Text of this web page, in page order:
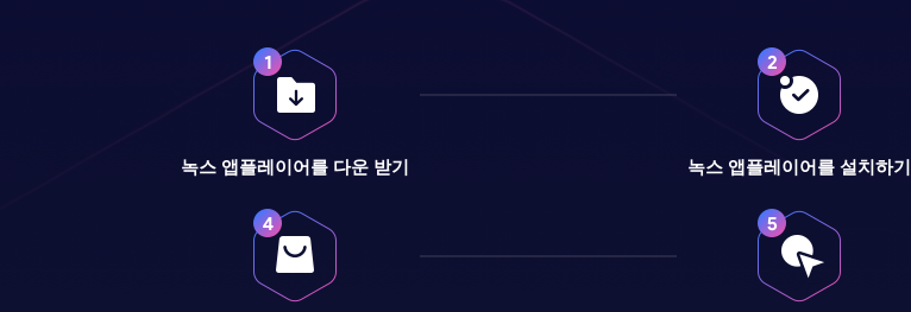
녹스 앱플레이어를 다운 받기 녹스 앱플레이어를 설치하기